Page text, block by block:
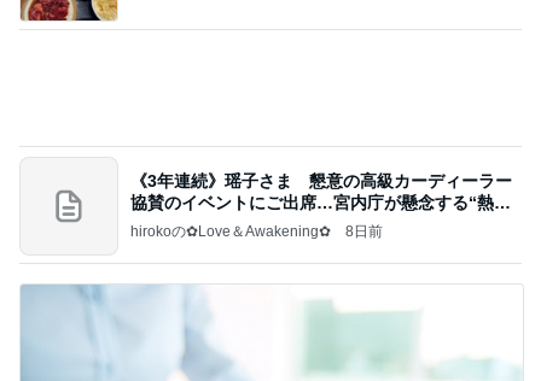
パートのやる気をアピールする勉強
19時間前